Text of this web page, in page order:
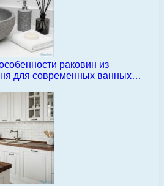
раковин из
для современных ванных…